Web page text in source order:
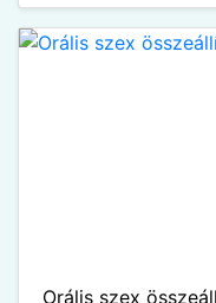
Orális szex